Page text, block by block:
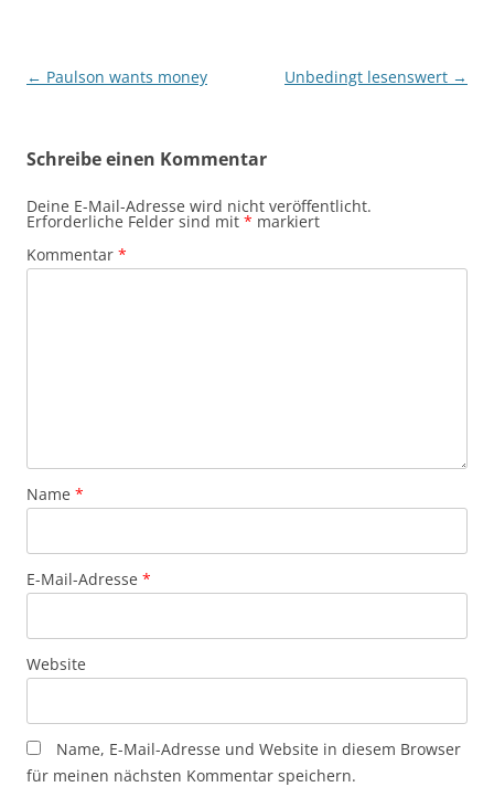
Beitragsnavigation
← Paulson wants money Unbedingt lesenswert →
Schreibe einen Kommentar
Deine E-Mail-Adresse wird nicht veröffentlicht.
Erforderliche Felder sind mit * markiert
Kommentar *
Name *
E-Mail-Adresse *
Website
Name, E-Mail-Adresse und Website in diesem Browser
für meinen nächsten Kommentar speichern.